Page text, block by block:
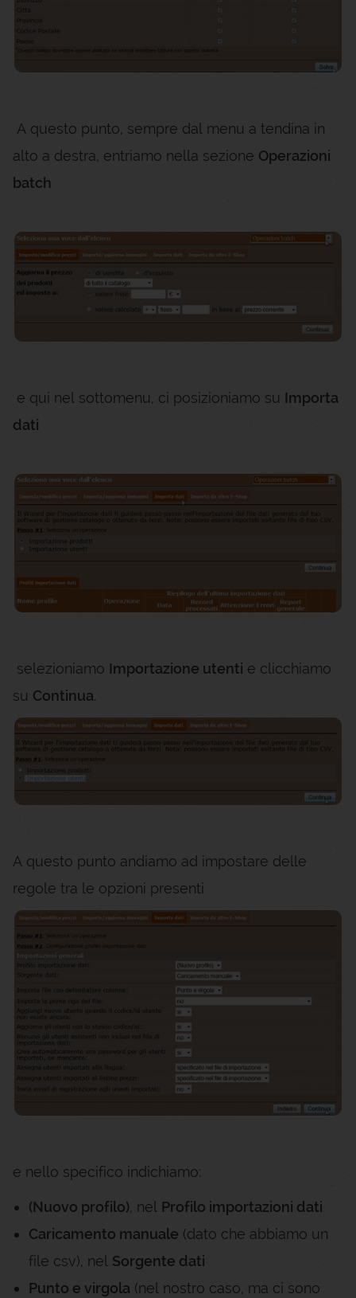
A questo punto, sempre dal menu a tendina in
alto a destra, entriamo nella sezione Operazioni
batch
e qui nel sottomenu, ci posizioniamo su Importa
dati
selezioniamo Importazione utenti e clicchiamo
su Continua.
A questo punto andiamo ad impostare delle
regole tra le opzioni presenti
e nello specifico indichiamo:
(Nuovo profilo) , nel Profilo importazioni dati
Caricamento manuale (dato che abbiamo un
file csv), nel Sorgente dati
Punto e virgola (nel nostro caso, ma ci sono